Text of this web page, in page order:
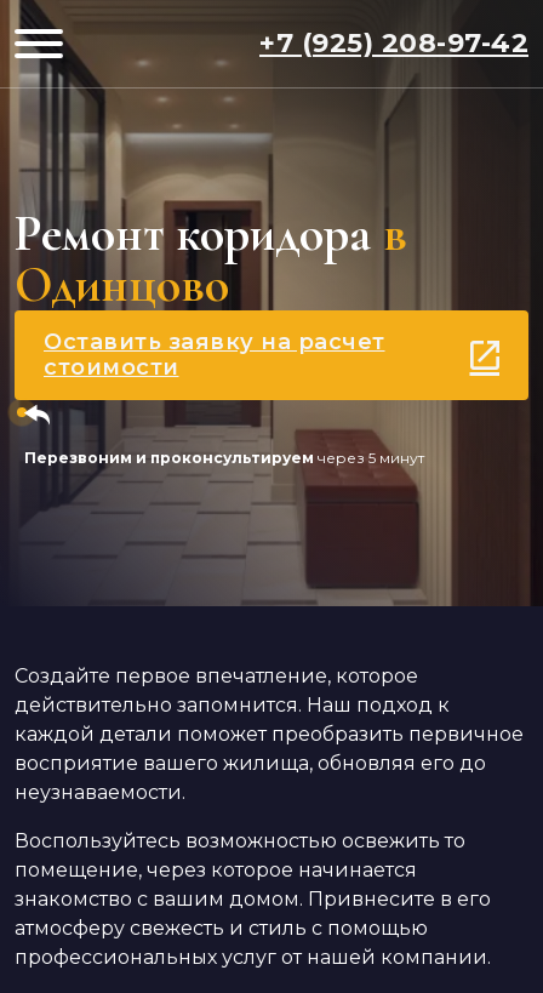
+7 (925) 208-97-42
Ремонт коридора в
Одинцово
Оставить заявку на расчет
стоимости
Перезвоним и проконсультируем через 5 минут
Создайте первое впечатление, которое
действительно запомнится. Наш подход к
каждой детали поможет преобразить первичное
восприятие вашего жилища, обновляя его до
неузнаваемости.
Воспользуйтесь возможностью освежить то
помещение, через которое начинается
знакомство с вашим домом. Привнесите в его
атмосферу свежесть и стиль с помощью
профессиональных услуг от нашей компании.